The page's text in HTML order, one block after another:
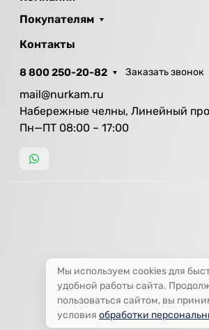
Покупателям
Контакты
8 800 250-20-82 Заказать звонок
mail@nurkam.ru
Набережные челны, Линейный
Пн—ПТ 08:00 – 17:00
Мы используем cookies для
удобной работы сайта.
пользоваться сайтом, вы
условия обработки